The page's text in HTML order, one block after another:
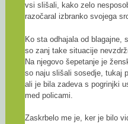
vsi slišali, kako zelo
razočaral izbranko svojega
Ko sta odhajala od blagajne,
so zanj take situacije
Na njegovo šepetanje je
so naju slišali sosedje, tukaj
ali je bila zadeva s pogrinjki
med policami.
Zaskrbelo me je, ker je bilo